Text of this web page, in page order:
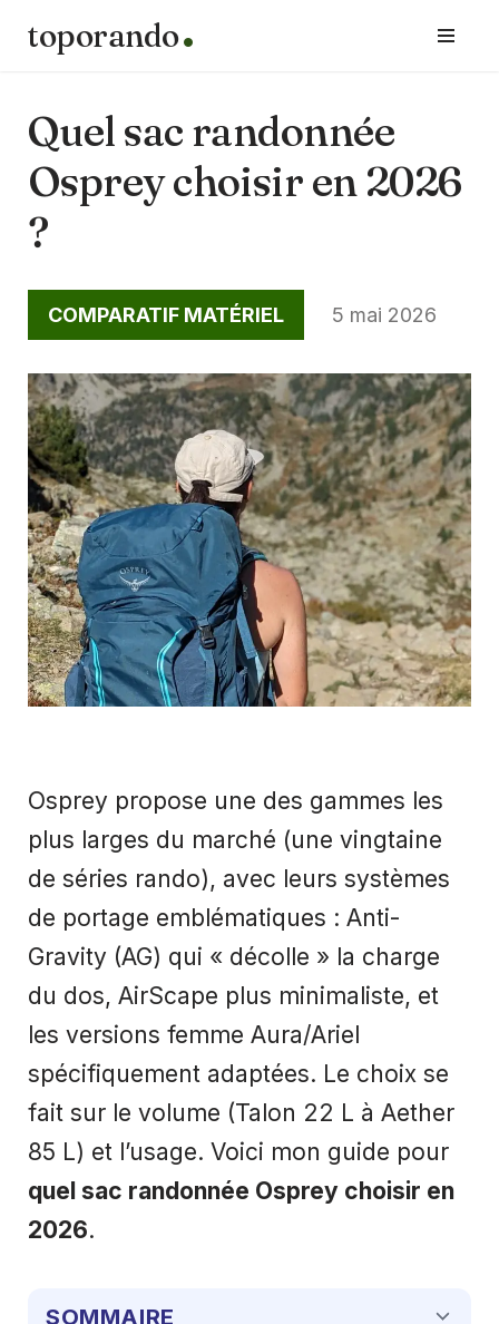
contenu
toporando
Quel sac randonnée
Osprey choisir en 2026
?
COMPARATIF MATÉRIEL 5 mai 2026
Osprey propose une des gammes les
plus larges du marché (une vingtaine
de séries rando), avec leurs systèmes
de portage emblématiques : Anti-
Gravity (AG) qui « décolle » la charge
du dos, AirScape plus minimaliste, et
les versions femme Aura/Ariel
spécifiquement adaptées. Le choix se
fait sur le volume (Talon 22 L à Aether
85 L) et l’usage. Voici mon guide pour
quel sac randonnée Osprey choisir en
2026.
SOMMAIRE